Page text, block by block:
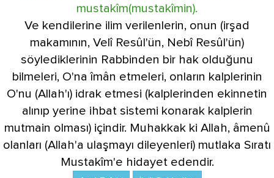
mustakîm(mustakîmin).
Ve kendilerine ilim verilenlerin, onun (irşad
makamının, Velî Resûl'ün, Nebî Resûl'ün)
söylediklerinin Rabbinden bir hak olduğunu
bilmeleri, O'na îmân etmeleri, onların kalplerinin
O'nu (Allah'ı) idrak etmesi (kalplerinden ekinnetin
alınıp yerine ihbat sistemi konarak kalplerin
mutmain olması) içindir. Muhakkak ki Allah, âmenû
olanları (Allah'a ulaşmayı dileyenleri) mutlaka Sıratı
Mustakîm'e hidayet edendir.